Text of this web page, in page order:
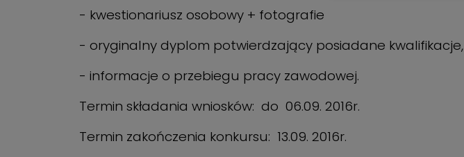
- kwestionariusz osobowy + fotografie
- oryginalny dyplom potwierdzający posiadane kwalifikacje,
- informacje o przebiegu pracy zawodowej.
Termin składania wniosków: do 06.09. 2016r.
Termin zakończenia konkursu: 13.09. 2016r.